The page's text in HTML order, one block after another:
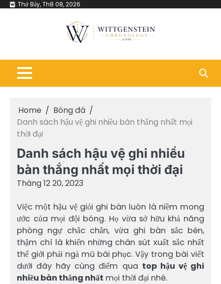
Skip Thứ Bảy, Th8 08, 2026
Home
Bóng đá
Danh sách hậu vệ ghi nhiều bàn thắng nhất mọi
thời đại
Danh sách hậu vệ ghi nhiều
bàn thắng nhất mọi thời đại
Tháng 12 20, 2023
Việc một hậu vệ giỏi ghi bàn luôn là niềm mong
ước của mọi đội bóng. Họ vừa sở hữu khả năng
phòng ngự chắc chắn, vừa ghi bàn sắc bén,
thậm chí là khiến những chân sút xuất sắc nhất
thế giới phải ngả mũ bái phục. Vậy trong bài viết
dưới đây hãy cùng điểm qua top hậu vệ ghi
nhiều bàn thắng nhất mọi thời đại nhé.